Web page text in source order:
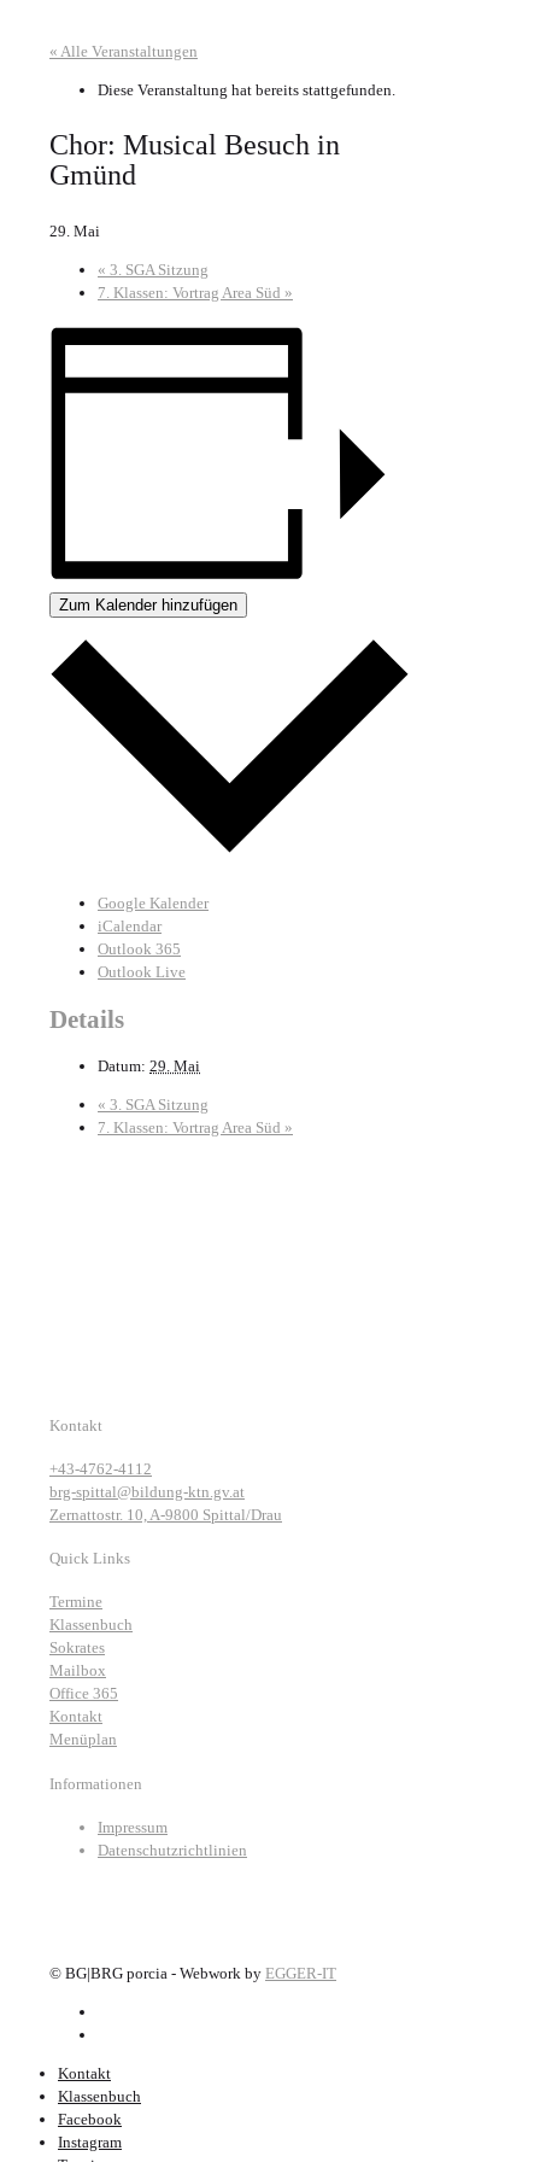
« Alle Veranstaltungen
Diese Veranstaltung hat bereits stattgefunden.
Chor: Musical Besuch in
Gmünd
29. Mai
« 3. SGA Sitzung
7. Klassen: Vortrag Area Süd »
Zum Kalender hinzufügen
Google Kalender
iCalendar
Outlook 365
Outlook Live
Details
Datum: 29. Mai
« 3. SGA Sitzung
7. Klassen: Vortrag Area Süd »
Kontakt
+43-4762-4112
brg-spittal@bildung-ktn.gv.at
Zernattostr. 10, A-9800 Spittal/Drau
Quick Links
Termine
Klassenbuch
Sokrates
Mailbox
Office 365
Kontakt
Menüplan
Informationen
Impressum
Datenschutzrichtlinien
© BG|BRG porcia - Webwork by EGGER-IT
Kontakt
Klassenbuch
Facebook
Instagram